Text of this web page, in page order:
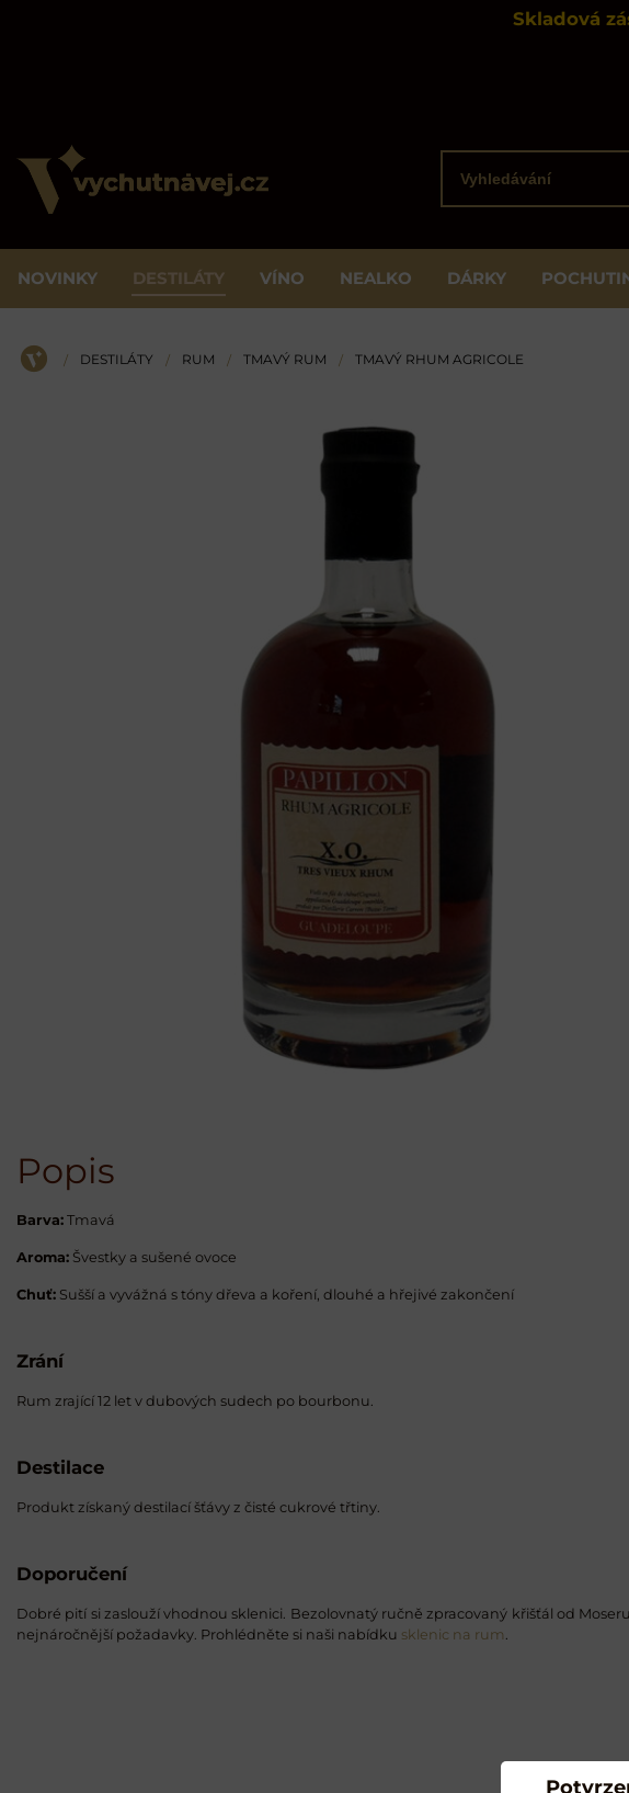
Skladová
NOVINKY DESTILÁTY VÍNO NEALKO DÁRKY
ÚVOD
/ DESTILÁTY / RUM / TMAVÝ RUM / TMAVÝ RHUM AGRICOLE
Popis
Barva: Tmavá
Aroma: Švestky a sušené ovoce
Chuť: Sušší a vyvážná s tóny dřeva a koření, dlouhé a hřejivé zakončení
Zrání
Rum zrající 12 let v dubových sudech po bourbonu.
Destilace
Produkt získaný destilací šťávy z čisté cukrové třtiny.
Doporučení
Dobré pití si zaslouží vhodnou sklenici. Bezolovnatý ručně zpracovaný křišťál od
nejnáročnější požadavky. Prohlédněte si naši nabídku sklenic na rum .